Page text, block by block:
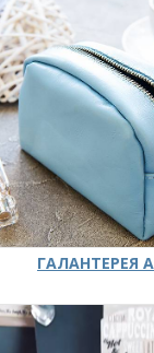
ГАЛАНТЕРЕЯ